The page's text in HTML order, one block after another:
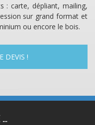
: carte, dépliant, mailing,
sur grand format et
ou encore le bois.
DEVIS !
…